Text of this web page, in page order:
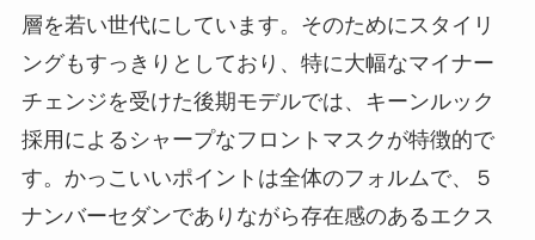
層を若い世代にしています。そのためにスタイリ
ングもすっきりとしており、特に大幅なマイナー
チェンジを受けた後期モデルでは、キーンルック
採用によるシャープなフロントマスクが特徴的で
す。かっこいいポイントは全体のフォルムで、５
ナンバーセダンでありながら存在感のあるエクス